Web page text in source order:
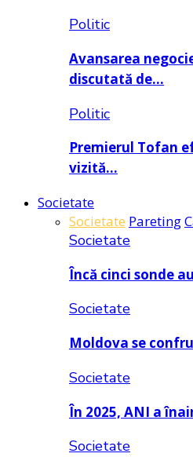
Politic
Avansarea
discutată de…
Politic
Premierul Tofan
vizită…
Societate
Societate Pareting
Societate
Încă cinci sonde
Societate
Moldova se
Societate
În 2025, ANI a
Societate